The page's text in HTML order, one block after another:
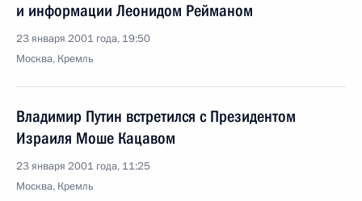
и информации Леонидом Рейманом
23 января 2001 года, 19:50
Москва, Кремль
Владимир Путин встретился с Президентом
Израиля Моше Кацавом
23 января 2001 года, 11:25
Москва, Кремль